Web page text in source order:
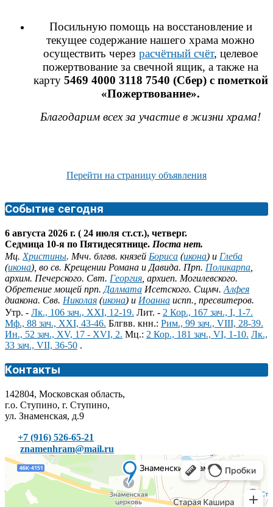
Посильную помощь на восстановление и
текущее содержание нашего храма можно
осуществить через расчётный счёт, целевое
пожертвование за свечной ящик, а также на
карту 5469 4000 3118 7540 (Сбер) с пометкой
«Пожертвование».
Благодарим всех за участие в жизни храма!
Перейти на страницу объявления
Событие сегодня
6 августа 2026 г. ( 24 июля ст.ст.), четверг.
Седмица 10-я по Пятидесятнице. Поста нет.
Мц. Христины. Мчч. блгвв. князей Бориса (икона) и Глеба
(икона), во св. Крещении Романа и Давида. Прп. Поликарпа
архим. Печерского. Свт. Георгия , архиеп. Могилевского.
Обретение мощей прп. Далмата Исетского. Сщмч. Алфея
диакона. Свв. Николая (икона) и Иоанна испп., пресвитеров.
Утр. - Лк., 106 зач., XXI, 12-19. Лит. - 2 Кор., 167 зач., I, 1-7.
Мф., 88 зач., XXI, 43-46. Блгвв. кнн.: Рим., 99 зач., VIII, 28-39.
Ин., 52 зач., XV, 17 - XVI, 2. Мц.: 2 Кор., 181 зач., VI, 1-10. Лк.,
33 зач., VII, 36-50 .
Контакты
142804, Московская область,
г.о. Ступино, г. Ступино,
ул. Знаменская, д.9
+7 (916) 526-65-21
znamenhram@mail.ru